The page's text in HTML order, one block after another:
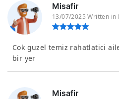
Misafir
13/07/2025 Written in
Cok guzel temiz rahatlatici
bir yer
Misafir